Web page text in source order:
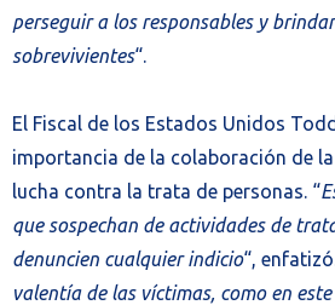
perseguir a los responsables y
sobrevivientes“.
El Fiscal de los Estados Unidos
importancia de la colaboración de
lucha contra la trata de personas. “
que sospechan de actividades de
denuncien cualquier indicio“,
valentía de las víctimas, como en este